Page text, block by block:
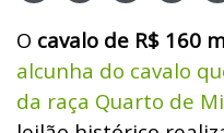
O cavalo de R$ 160
alcunha do cavalo
da raça Quarto de